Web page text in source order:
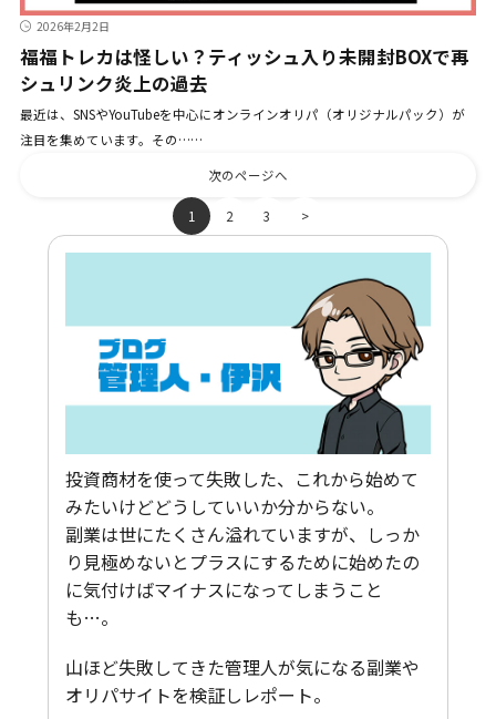
2026年2月2日
福福トレカは怪しい？ティッシュ入り未開封BOXで再
シュリンク炎上の過去
最近は、SNSやYouTubeを中心にオンラインオリパ（オリジナルパック）が
注目を集めています。その……
次のページへ
1 2 3 >
投資商材を使って失敗した、これから始めて
みたいけどどうしていいか分からない。
副業は世にたくさん溢れていますが、しっか
り見極めないとプラスにするために始めたの
に気付けばマイナスになってしまうこと
も…。
山ほど失敗してきた管理人が気になる副業や
オリパサイトを検証しレポート。